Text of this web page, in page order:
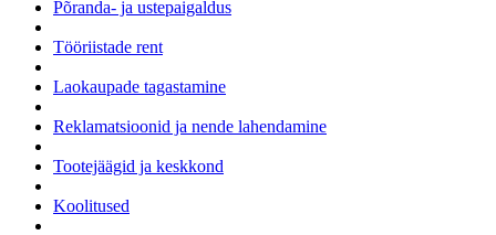
Põranda- ja ustepaigaldus
Tööriistade rent
Laokaupade tagastamine
Reklamatsioonid ja nende lahendamine
Tootejäägid ja keskkond
Koolitused